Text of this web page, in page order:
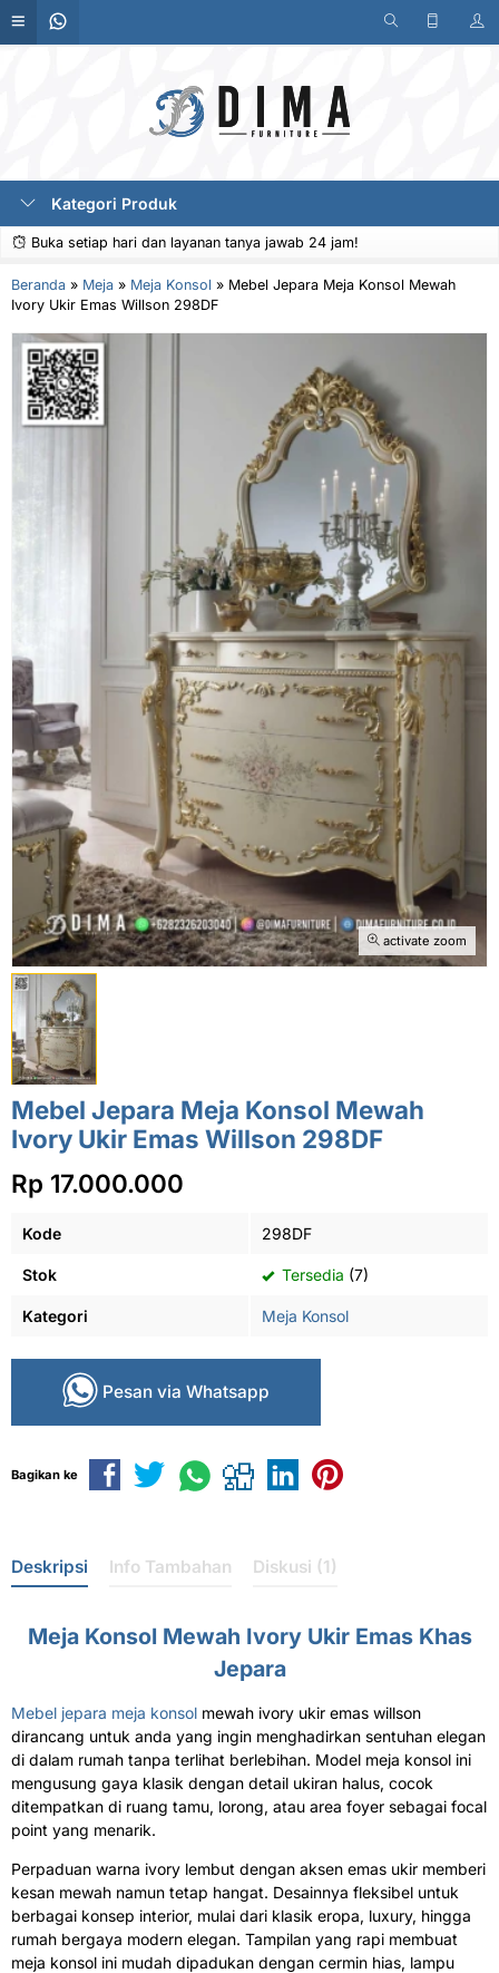
Kategori Produk
Buka setiap hari dan layanan tanya jawab 24 jam!
Beranda » Meja » Meja Konsol » Mebel Jepara Meja Konsol Mewah
Ivory Ukir Emas Willson 298DF
activate zoom
Mebel Jepara Meja Konsol Mewah
Ivory Ukir Emas Willson 298DF
Rp 17.000.000
Kode 298DF
Stok Tersedia (7)
Kategori Meja Konsol
Pesan via Whatsapp
Bagikan ke
Deskripsi Info Tambahan Diskusi (1)
Meja Konsol Mewah Ivory Ukir Emas Khas
Jepara
Mebel jepara meja konsol mewah ivory ukir emas willson
dirancang untuk anda yang ingin menghadirkan sentuhan elegan
di dalam rumah tanpa terlihat berlebihan. Model meja konsol ini
mengusung gaya klasik dengan detail ukiran halus, cocok
ditempatkan di ruang tamu, lorong, atau area foyer sebagai focal
point yang menarik.
Perpaduan warna ivory lembut dengan aksen emas ukir memberi
kesan mewah namun tetap hangat. Desainnya fleksibel untuk
berbagai konsep interior, mulai dari klasik eropa, luxury, hingga
rumah bergaya modern elegan. Tampilan yang rapi membuat
meja konsol ini mudah dipadukan dengan cermin hias, lampu